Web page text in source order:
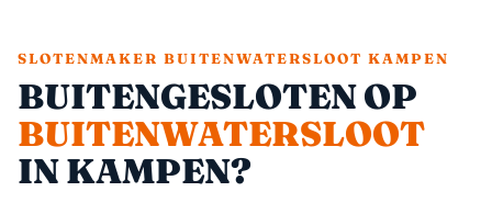
SLOTENMAKER BUITENWATERSLOOT KAMPEN
BUITENGESLOTEN OP
BUITENWATERSLOOT
IN KAMPEN?